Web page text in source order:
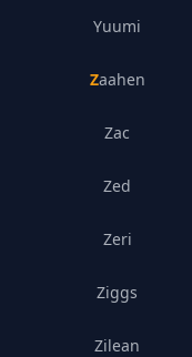
Yuumi
Zaahen
Zac
Zed
Zeri
Ziggs
Zilean